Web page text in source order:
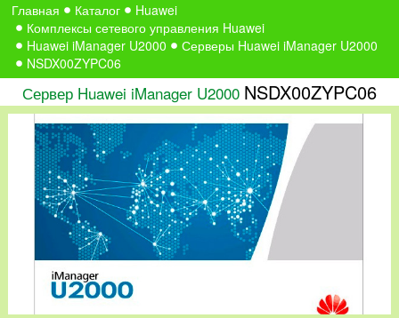
Главная Каталог
Huawei
Комплексы сетевого управления Huawei
Huawei iManager U2000
Серверы Huawei iManager U2000
NSDX00ZYPC06
Сервер Huawei iManager U2000 NSDX00ZYPC06